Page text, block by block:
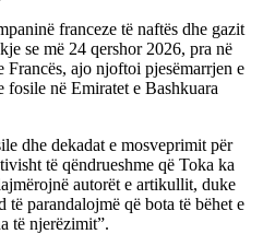
franceze të naftës dhe gazit
se më 24 qershor 2026, pra në
Francës, ajo njoftoi pjesëmarrjen e
fosile në Emiratet e Bashkuara
dhe dekadat e mosveprimit për
të qëndrueshme që Toka ka
autorët e artikullit, duke
të parandalojmë që bota të bëhet e
të njerëzimit”.